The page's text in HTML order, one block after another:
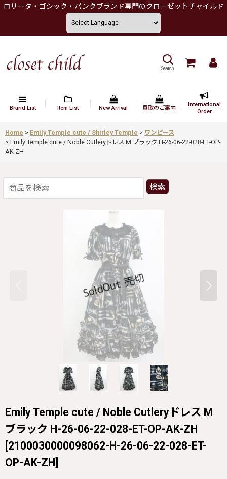
ロリータ・ゴシック・パンクブランド専門のクローゼットチャイルド
Search
Brand List Item List New Arrival 買取のご案内
International
Order
Home > Emily Temple cute / Shirley Temple > ワンピース
> Emily Temple cute / Noble Cutleryドレス M ブラック H-26-06-22-028-ET-OP-
AK-ZH
検索
Emily Temple cute / Noble Cutleryドレス M
ブラック H-26-06-22-028-ET-OP-AK-ZH
[2100030000098062-H-26-06-22-028-ET-
OP-AK-ZH]